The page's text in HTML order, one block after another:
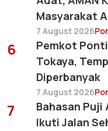
Masyarakat
7 August 2026
6
Pemkot
Tokaya,
Diperbanyak
7 August 2026
7
Bahasan Puji
Ikuti Jalan